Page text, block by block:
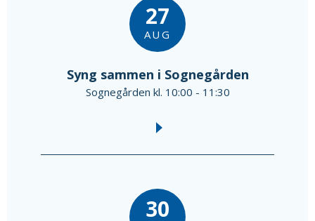
27
AUG
Syng sammen i Sognegården
Sognegården kl. 10:00 - 11:30
30